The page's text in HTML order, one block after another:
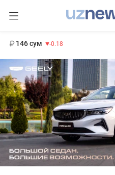
146 сум -0.18